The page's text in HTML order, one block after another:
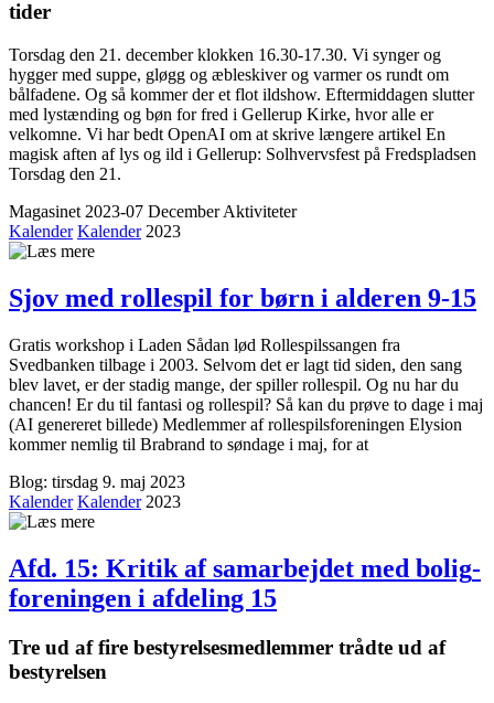
tider
Torsdag den 21. december klokken 16.30-17.30. Vi synger og
hygger med suppe, gløgg og æbleskiver og varmer os rundt om
bålfadene. Og så kommer der et flot ildshow. Eftermiddagen slutter
med lystænding og bøn for fred i Gellerup Kirke, hvor alle er
velkomne. Vi har bedt OpenAI om at skrive længere artikel En
magisk aften af lys og ild i Gellerup: Solhvervsfest på Fredspladsen
Torsdag den 21.
Magasinet 2023-07 December Aktiviteter
Kalender Kalender2023
Sjov med rollespil for børn i alderen 9-15
Gratis workshop i Laden Sådan lød Rollespilssangen fra
Svedbanken tilbage i 2003. Selvom det er lagt tid siden, den sang
blev lavet, er der stadig mange, der spiller rollespil. Og nu har du
chancen! Er du til fantasi og rollespil? Så kan du prøve to dage i maj
(AI genereret billede) Medlemmer af rollespilsforeningen Elysion
kommer nemlig til Brabrand to søndage i maj, for at
Blog: tirsdag 9. maj 2023
Kalender Kalender2023
Afd. 15: Kritik af samarbejdet med bolig­
foreningen i afdeling 15
Tre ud af fire bestyrelsesmedlemmer trådte ud af
bestyrelsen